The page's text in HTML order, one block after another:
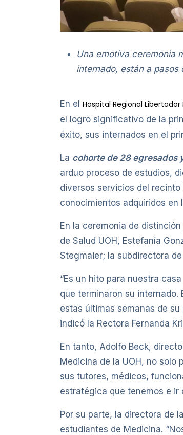
Una emotiva ceremonia
internado, están a
En el Hospital Regional Libertador
el logro significativo de la
éxito, sus internados en el
La cohorte de 28 egresados
arduo proceso de estudios,
diversos servicios del
conocimientos adquiridos en
En la ceremonia de
de Salud UOH, Estefanía
Stegmaier; la subdirectora
“Es un hito para nuestra
que terminaron su
estas últimas semanas de
indicó la Rectora Fernanda
En tanto, Adolfo Beck,
Medicina de la UOH, no
sus tutores, médicos,
estratégica que tenemos e ir
Por su parte, la directora de
estudiantes de Medicina.